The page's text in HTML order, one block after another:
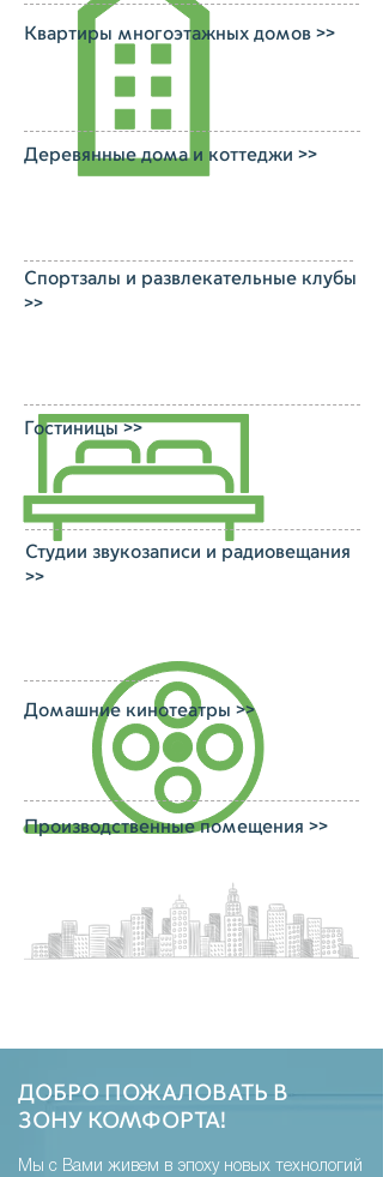
Квартиры многоэтажных домов >>
Деревянные дома и коттеджи >>
Спортзалы и развлекательные клубы
>>
Гостиницы >>
Студии звукозаписи и радиовещания
>>
Домашние кинотеатры >>
Производственные помещения >>
ДОБРО ПОЖАЛОВАТЬ В
ЗОНУ КОМФОРТА!
Мы с Вами живем в эпоху новых технологий